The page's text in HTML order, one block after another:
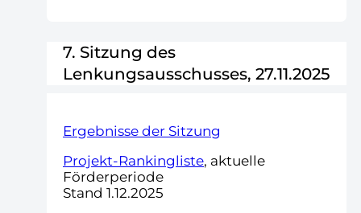
7. Sitzung des
Lenkungsausschusses, 27.11.2025
Ergebnisse der Sitzung
Projekt-Rankingliste, aktuelle
Förderperiode
Stand 1.12.2025